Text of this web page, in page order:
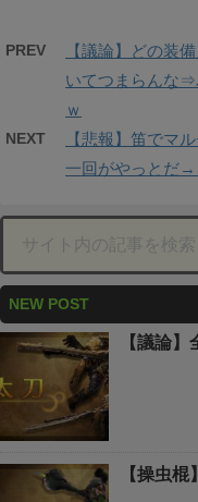
PREV
【議論】どの装
いてつまらんな⇒
ｗ
NEXT
【悲報】笛でマ
一回がやっとだ→
NEW POST
【議論
【操虫